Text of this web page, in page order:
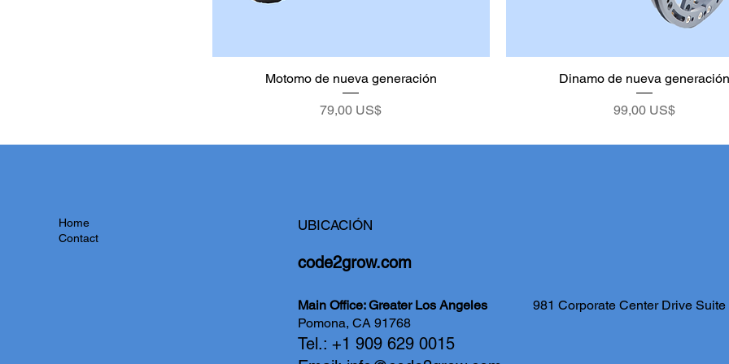
Motomo de nueva generación
Precio
79,00 US$
Dinamo de nueva generación
Precio
99,00 US$
Home
Contact
UBICACIÓN
code2grow.com
Main Office: Greater Los Angeles981 Corporate Center Drive
Pomona, CA 91768
Tel.: +1 909 629 0015